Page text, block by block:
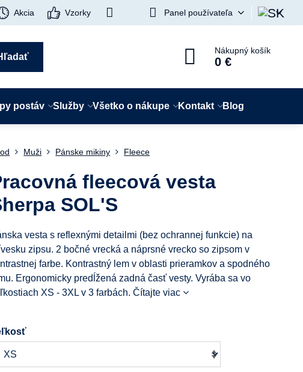
Akcia Vzorky Panel používateľa
Nákupný košík
0 €
postáv Služby Všetko o nákupe Kontakt Blog
Muži Pánske mikiny Fleece
fleecová vesta
SOL'S
vesta s reflexnými detailmi (bez ochrannej funkcie) na
zipsu. 2 bočné vrecká a náprsné vrecko so zipsom v
farbe. Kontrastný lem v oblasti prieramkov a spodného
Ergonomicky predĺžená zadná časť vesty. Vyrába sa vo
XS - 3XL v 3 farbách.Čítajte viac